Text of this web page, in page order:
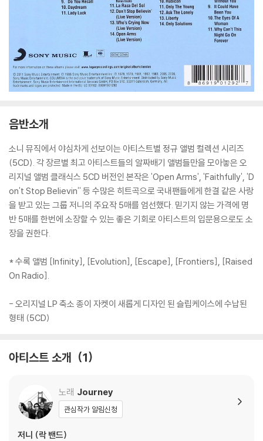
음반소개
소니 뮤직에서 야심차게 선보이는 아티스트별 정규 앨범 컬렉션 시리즈
(5CD). 각 장르별 최고 아티스트들의 알짜배기 앨범들만을 모아놓은 오
리지널 앨범 클래식스 5CD 버전인 본작은 'Open Arms', 'Faithfully', 'D
on't Stop Believin'' 등 수많은 히트곡으로 국내팬들에게 한결 같은 사랑
을 받고 있는 그룹 저니의 주요작 5매를 엄선했다. 믿기지 않는 가격에 명
반 5매를 한번에 소장할 수 있는 좋은 기회로 아티스트의 입문용으로도 소
장을 권한다.
* 수록 앨범 [Infinity], [Evolution], [Escape], [Frontiers], [Raised
On Radio].
- 오리지널 LP 축소 종이 자켓이 새롭게 디자인 된 슬립케이스에 수납된
형태 (5CD)
아티스트 소개 1
노래 Journey
관심작가 알림신청
저니 (락 밴드)